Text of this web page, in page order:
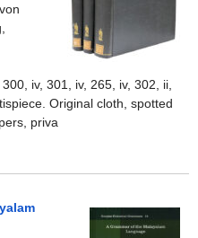
iv, 301, iv, 265, iv, 302, ii,
Original cloth, spotted
priva